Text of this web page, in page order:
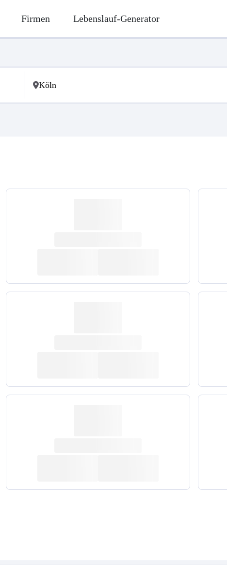
Firmen Lebenslauf-Generator